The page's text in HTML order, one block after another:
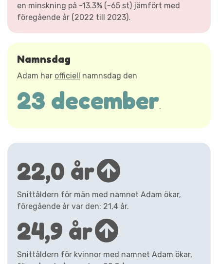
en minskning på -13.3% (-65 st) jämfört med
föregående år (2022 till 2023).
Namnsdag
Adam har officiell namnsdag den
23 december.
22,0 år
Snittåldern för män med namnet Adam ökar,
föregående år var den: 21,4 år.
24,9 år
Snittåldern för kvinnor med namnet Adam ökar,